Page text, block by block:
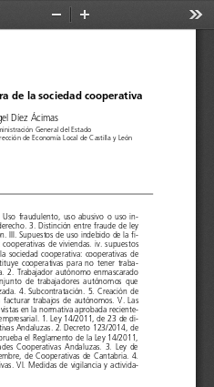
Zoom
de la sociedad cooperativa
Díez Ácimas
General del Estado
de Economía Local de Castilla y León
Uso  fraudulento,  uso  abusivo  o  uso  in-
3. Distinción entre fraude de ley
III. Supuestos de uso indebido de la fi-
de  viviendas.  iv.  supuestos
sociedad  cooperativa:  cooperativas  de
cooperativas  para  no  tener  traba-
2.  Trabajador  autónomo  enmascarado
de  trabajadores  autónomos  que
4.  Subcontratación.  5.  Creación  de
trabajos  de  autónomos.  V.  Las
en la normativa aprobada reciente-
1. Ley 14/2011, de 23 de di-
Andaluzas. 2. Decreto 123/2014, de
el Reglamento de la Ley 14/2011,
Cooperativas  Andaluzas.  3.  Ley  de
de  Cooperativas  de  Cantabria.  4.
VI. Medidas de vigilancia y activida-